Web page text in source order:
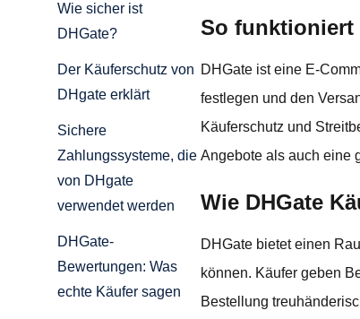
Wie sicher ist
DHGate?
Der Käuferschutz von
DHgate erklärt
Sichere
Zahlungssysteme, die
von DHgate
verwendet werden
DHGate-
Bewertungen: Was
echte Käufer sagen
So funktioniert
DHGate ist eine E-
festlegen und den
Käuferschutz und
Angebote als auch eine
Wie DHGate
DHGate bietet einen
können. Käufer geben
Bestellung